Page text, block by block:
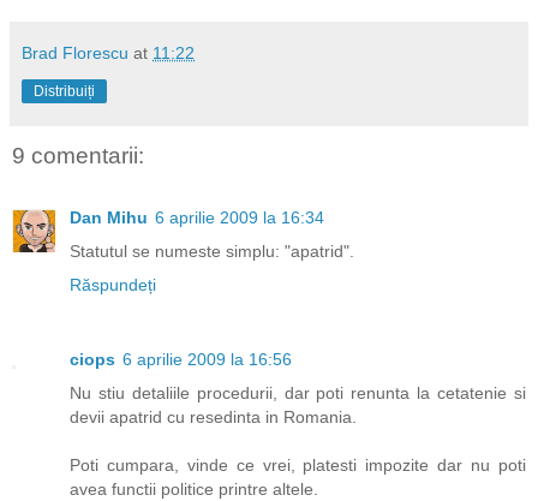
Brad Florescu at 11:22
Distribuiți
9 comentarii:
Dan Mihu 6 aprilie 2009 la 16:34
Statutul se numeste simplu: "apatrid".
Răspundeți
ciops 6 aprilie 2009 la 16:56
Nu stiu detaliile procedurii, dar poti renunta la cetatenie si
devii apatrid cu resedinta in Romania.
Poti cumpara, vinde ce vrei, platesti impozite dar nu poti
avea functii politice printre altele.